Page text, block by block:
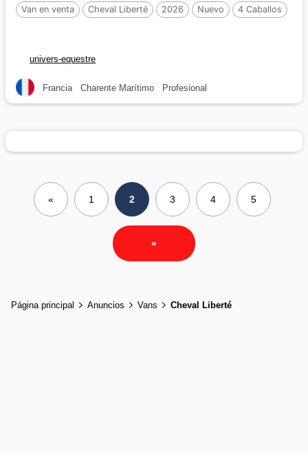
Van en venta Cheval Liberté 2026 Nuevo 4 Caballos
univers-equestre
Francia Charente Marítimo Profesional
« 1 2 3 4 5
»
Página principal Anuncios Vans Cheval Liberté